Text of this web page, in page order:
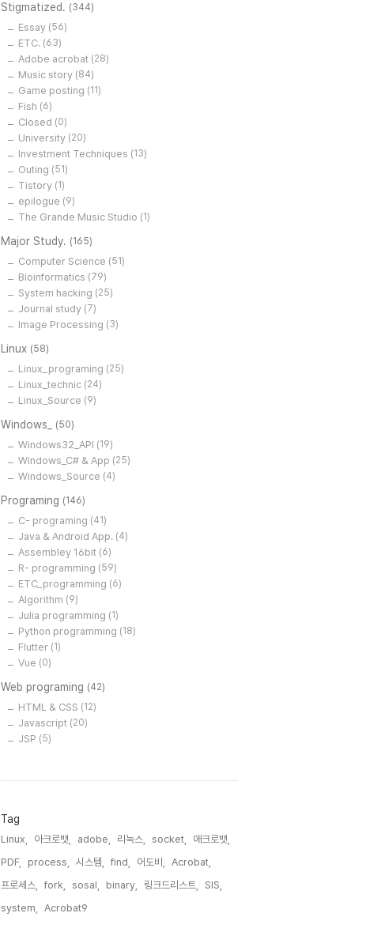
Stigmatized. (344)
Essay (56)
ETC. (63)
Adobe acrobat (28)
Music story (84)
Game posting (11)
Fish (6)
Closed (0)
University (20)
Investment Techniques (13)
Outing (51)
Tistory (1)
epilogue (9)
The Grande Music Studio (1)
Major Study. (165)
Computer Science (51)
Bioinformatics (79)
System hacking (25)
Journal study (7)
Image Processing (3)
Linux (58)
Linux_programing (25)
Linux_technic (24)
Linux_Source (9)
Windows_ (50)
Windows32_API (19)
Windows_C# & App (25)
Windows_Source (4)
Programing (146)
C- programing (41)
Java & Android App. (4)
Assembley 16bit (6)
R- programming (59)
ETC_programming (6)
Algorithm (9)
Julia programming (1)
Python programming (18)
Flutter (1)
Vue (0)
Web programing (42)
HTML & CSS (12)
Javascript (20)
JSP (5)
Tag
Linux, 아크로뱃, adobe, 리눅스, socket,
애크로뱃,
PDF,
process, 시스템, find, 어도비,
Acrobat,
프로세스,
fork, sosal, binary, 링크드리스트,
SIS,
system,
Acrobat9,